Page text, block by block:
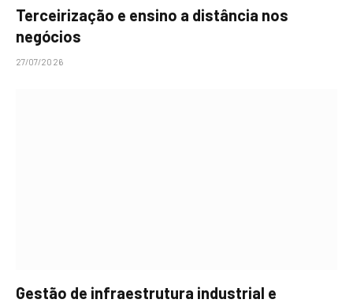
Terceirização e ensino a distância nos
negócios
27/07/2026
Gestão de infraestrutura industrial e